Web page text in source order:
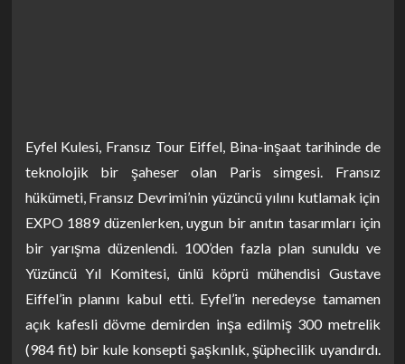
Eyfel Kulesi, Fransız Tour Eiffel, Bina-inşaat tarihinde de
teknolojik bir şaheser olan Paris simgesi. Fransız
hükümeti, Fransız Devrimi’nin yüzüncü yılını kutlamak için
EXPO 1889 düzenlerken, uygun bir anıtın tasarımları için
bir yarışma düzenlendi. 100’den fazla plan sunuldu ve
Yüzüncü Yıl Komitesi, ünlü köprü mühendisi Gustave
Eiffel’in planını kabul etti. Eyfel’in neredeyse tamamen
açık kafesli dövme demirden inşa edilmiş 300 metrelik
(984 fit) bir kule konsepti şaşkınlık, şüphecilik uyandırdı.